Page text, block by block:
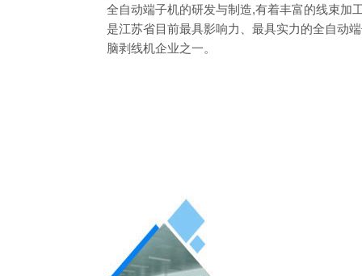
全自动端子机的研发与制造,有着丰富的线束加
是江苏省目前最具影响力、最具实力的全自动
脑剥线机企业之一。